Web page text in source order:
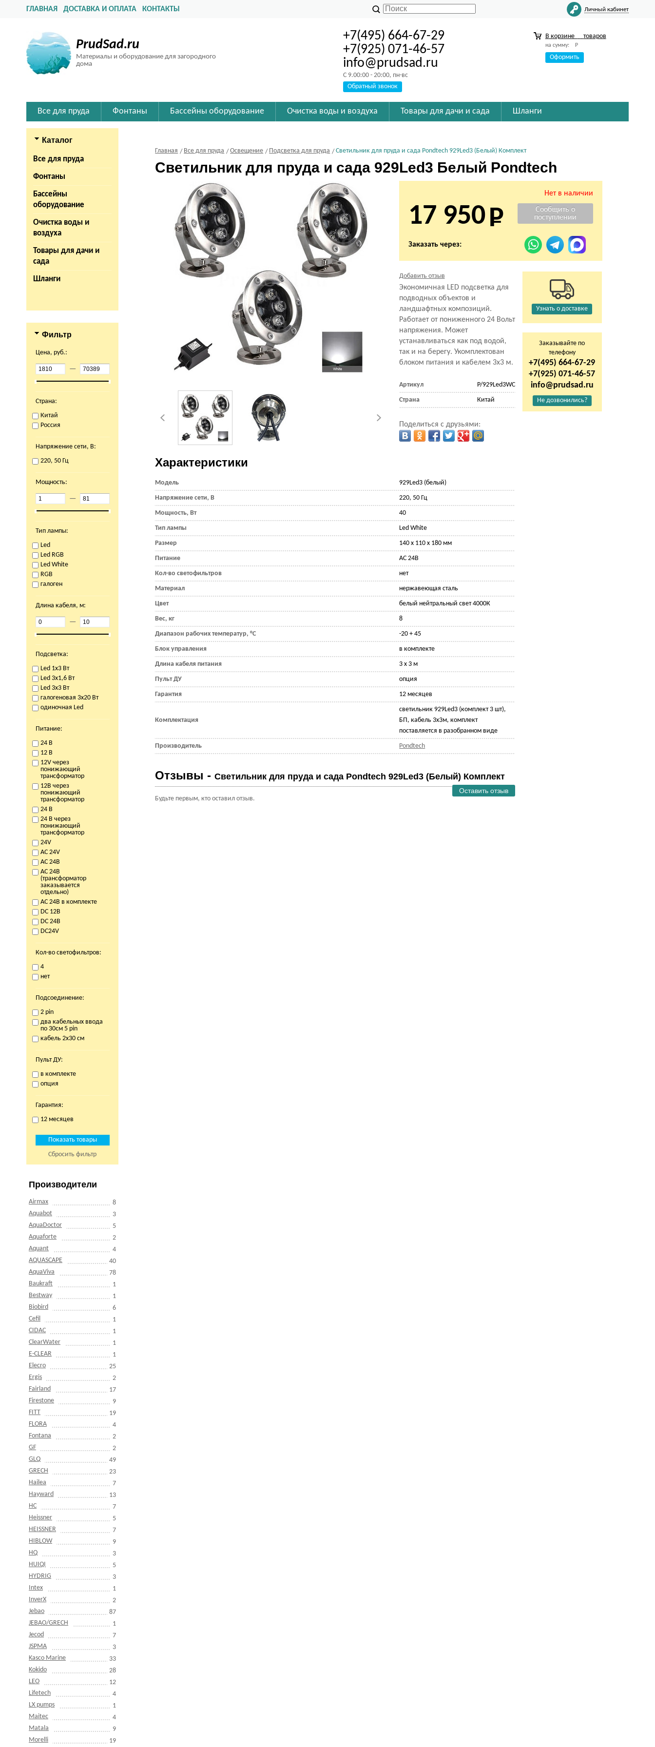
ГЛАВНАЯ ДОСТАВКА И ОПЛАТА КОНТАКТЫ Личный кабинет
PrudSad.ru
Материалы и оборудование для загородного
дома
+7(495) 664-67-29
+7(925) 071-46-57
info@prudsad.ru
C 9.00:00 - 20:00, пн-вс
Обратный звонок
В корзине товаров
на сумму: Р
Оформить
Все для пруда Фонтаны Бассейны оборудование Очистка воды и воздуха Товары для дачи и сада Шланги
Каталог
Все для пруда
Фонтаны
Бассейны
оборудование
Очистка воды и
воздуха
Товары для дачи и
сада
Шланги
Фильтр
Цена, руб.:
—
Страна:
Китай
Россия
Напряжение сети, В:
220, 50 Гц
Мощность:
—
Тип лампы:
Led
Led RGB
Led White
RGB
галоген
Длина кабеля, м:
—
Подсветка:
Led 1x3 Вт
Led 3x1,6 Вт
Led 3x3 Вт
галогеновая 3х20 Вт
одиночная Led
Питание:
24 В
12 В
12V через
понижающий
трансформатор
12В через
понижающий
трансформатор
24 В
24 В через
понижающий
трансформатор
24V
AC 24V
AC 24В
AC 24В
(трансформатор
заказывается
отдельно)
AC 24В в комплекте
DC 12В
DC 24В
DC24V
Кол-во светофильтров:
4
нет
Подсоединение:
2 pin
два кабельных ввода
по 30см 5 pin
кабель 2х30 см
Пульт ДУ:
в комплекте
опция
Гарантия:
12 месяцев
Сбросить фильтр
Производители
Airmax
8
Aquabot
3
AquaDoctor
5
Aquaforte
2
Aquant
4
AQUASCAPE
40
AquaViva
78
Baukraft
1
Bestway
1
Biobird
6
Cefil
1
CIDAC
1
ClearWater
1
E-CLEAR
1
Elecro
25
Ergis
2
Fairland
17
Firestone
9
FITT
19
FLORA
4
Fontana
2
GF
2
GLQ
49
GRECH
23
Hailea
7
Hayward
13
HC
7
Heissner
5
HEISSNER
7
HIBLOW
9
HQ
3
HUIQI
5
HYDRIG
3
Intex
1
InverX
2
Jebao
87
JEBAO/GRECH
1
Jecod
7
JSPMA
3
Kasco Marine
33
Kokido
28
LEO
12
Lifetech
4
LX pumps
1
Maitec
4
Matala
9
Morelli
19
Главная Все для пруда Освещение Подсветка для пруда Светильник для пруда и сада Pondtech 929Led3 (Белый) Комплект
Светильник для пруда и сада 929Led3 Белый Pondtech
Нет в наличии
17 950
Заказать через:
Добавить отзыв
Экономичная LED подсветка для
подводных объектов и
ландшафтных композиций.
Работает от пониженного 24 Вольт
напряжения. Может
устанавливаться как под водой,
так и на берегу. Укомплектован
блоком питания и кабелем 3x3 м.
Артикул P/929Led3WC
Страна Китай
Поделиться с друзьями:
Характеристики
Модель 929Led3 (белый)
Напряжение сети, В 220, 50 Гц
Мощность, Вт 40
Тип лампы Led White
Размер 140 х 110 х 180 мм
Питание AC 24В
Кол-во светофильтров нет
Материал нержавеющая сталь
Цвет белый нейтральный свет 4000К
Вес, кг 8
Диапазон рабочих температур, °С -20 + 45
Блок управления в комплекте
Длина кабеля питания 3 х 3 м
Пульт ДУ опция
Гарантия 12 месяцев
Комплектация
светильник 929Led3 (комплект 3 шт),
БП, кабель 3x3м, комплект
поставляется в разобранном виде
Производитель Pondtech
Отзывы -Светильник для пруда и сада Pondtech 929Led3 (Белый) Комплект
Оставить отзыв
Будьте первым, кто оставил отзыв.
Узнать о доставке
Заказывайте по
телефону
+7(495) 664-67-29
+7(925) 071-46-57
info@prudsad.ru
Не дозвонились?